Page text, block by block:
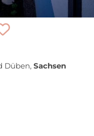
Düben,Sachsen